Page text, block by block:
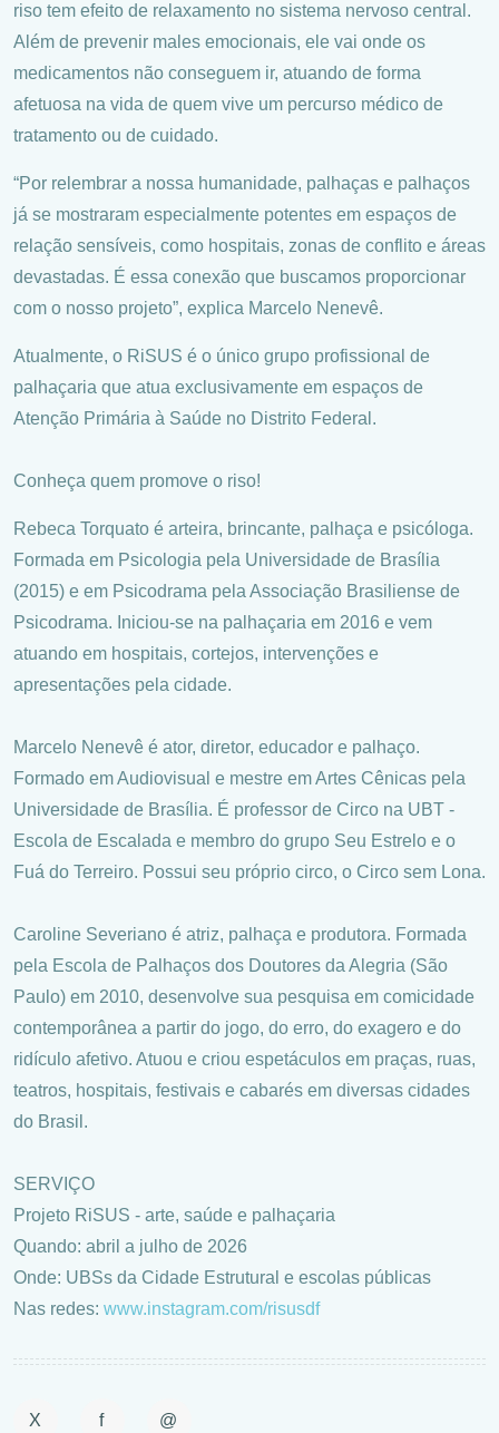
riso tem efeito de relaxamento no sistema nervoso central.
Além de prevenir males emocionais, ele vai onde os
medicamentos não conseguem ir, atuando de forma
afetuosa na vida de quem vive um percurso médico de
tratamento ou de cuidado.
“Por relembrar a nossa humanidade, palhaças e palhaços
já se mostraram especialmente potentes em espaços de
relação sensíveis, como hospitais, zonas de conflito e áreas
devastadas. É essa conexão que buscamos proporcionar
com o nosso projeto”, explica Marcelo Nenevê.
Atualmente, o RiSUS é o único grupo profissional de
palhaçaria que atua exclusivamente em espaços de
Atenção Primária à Saúde no Distrito Federal.
Conheça quem promove o riso!
Rebeca Torquato é arteira, brincante, palhaça e psicóloga.
Formada em Psicologia pela Universidade de Brasília
(2015) e em Psicodrama pela Associação Brasiliense de
Psicodrama. Iniciou-se na palhaçaria em 2016 e vem
atuando em hospitais, cortejos, intervenções e
apresentações pela cidade.
Marcelo Nenevê é ator, diretor, educador e palhaço.
Formado em Audiovisual e mestre em Artes Cênicas pela
Universidade de Brasília. É professor de Circo na UBT -
Escola de Escalada e membro do grupo Seu Estrelo e o
Fuá do Terreiro. Possui seu próprio circo, o Circo sem Lona.
Caroline Severiano é atriz, palhaça e produtora. Formada
pela Escola de Palhaços dos Doutores da Alegria (São
Paulo) em 2010, desenvolve sua pesquisa em comicidade
contemporânea a partir do jogo, do erro, do exagero e do
ridículo afetivo. Atuou e criou espetáculos em praças, ruas,
teatros, hospitais, festivais e cabarés em diversas cidades
do Brasil.
SERVIÇO
Projeto RiSUS - arte, saúde e palhaçaria
Quando: abril a julho de 2026
Onde: UBSs da Cidade Estrutural e escolas públicas
Nas redes: www.instagram.com/risusdf
X f @